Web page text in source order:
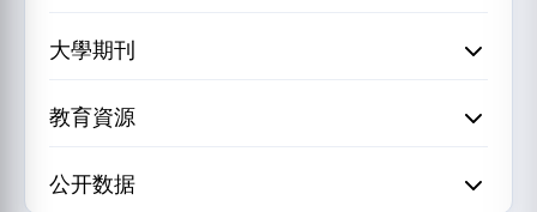
大學期刊
教育資源
公开数据